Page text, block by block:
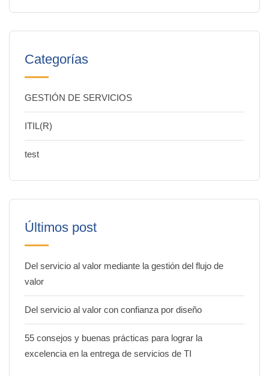
Categorías
GESTIÓN DE SERVICIOS
ITIL(R)
test
Últimos post
Del servicio al valor mediante la gestión del flujo de
valor
Del servicio al valor con confianza por diseño
55 consejos y buenas prácticas para lograr la
excelencia en la entrega de servicios de TI